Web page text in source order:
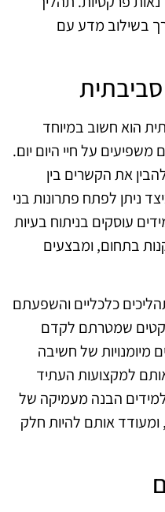
בשילוב מדע עם
סביבתית
הוא חשוב במיוחד
משפיעים על חיי היום יום.
את הקשרים בין
ניתן לפתח פתרונות בני
עוסקים בניתוח בעיות
בתחום, ומבצעים
כלכליים והשפעתם
שמטרתם לקדם
מיומנויות של חשיבה
למקצועות העתיד
הבנה מעמיקה של
אותם להיות חלק